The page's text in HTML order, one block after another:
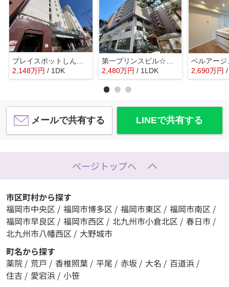
2,148万円 / 1DK
2,480万円 / 1LDK 2,690万円
メールで共有する LINEで共有する
ページトップへ
市区町村から探す
福岡市中央区 / 福岡市博多区 / 福岡市東区 / 福岡市南区 /
福岡市早良区 / 福岡市西区 / 北九州市小倉北区 / 春日市 /
北九州市八幡西区 / 大野城市
町名から探す
薬院 / 荒戸 / 香椎照葉 / 平尾 / 赤坂 / 大名 / 百道浜 /
住吉 / 愛宕浜 / 小笹